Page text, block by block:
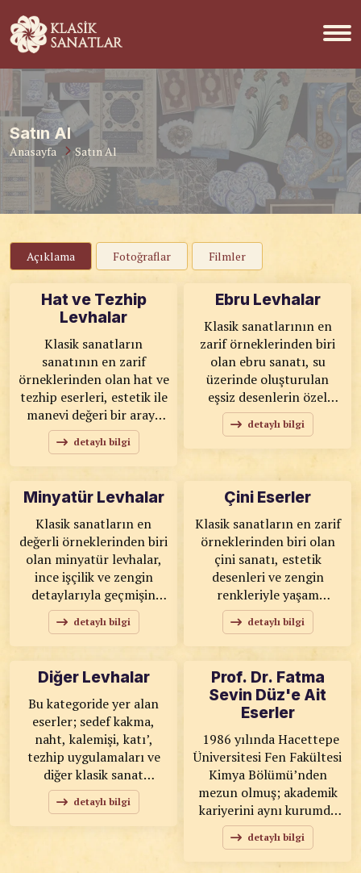
Satın Al
Anasayfa Satın Al
Açıklama Fotoğraflar Filmler
Hat ve Tezhip
Levhalar
Klasik sanatların
sanatının en zarif
örneklerinden olan hat ve
tezhip eserleri, estetik ile
manevi değeri bir araya
getirir. Hat sanatının
anlam yüklü yazıları,
alıcı motifleriyle
birleşerek eşsiz bir görsel
uyum oluşturur.
detaylı bilgi
Ebru Levhalar
Klasik sanatlarının en
zarif örneklerinden biri
olan ebru sanatı, su
üzerinde oluşturulan
eşsiz desenlerin özel
tekniklerle yüzeye
aktarılmasıyla hayat
bulur. Her biri kendine
sahip olan ebru levhalar,
yaşam alanlarınıza
sanatsal bir dokunuş ve
estetik bir atmosfer
kazandırır.
detaylı bilgi
Minyatür Levhalar
Klasik sanatların en
değerli örneklerinden biri
olan minyatür levhalar,
ince işçilik ve zengin
detaylarıyla geçmişin
kültürel mirasını
günümüze taşır. Tarihi
kompozisyonlarla
hazırlanan bu özel
eserler, bulunduğu
ortama sanatsal bir değer
katar.
detaylı bilgi
Çini Eserler
Klasik sanatların en zarif
örneklerinden biri olan
çini sanatı, estetik
desenleri ve zengin
renkleriyle yaşam
alanlarına özgün bir
dokunuş katar. El
işçiliğiyle hazırlanan çini
eserler, kültürel mirası
modern dekorasyon
anlayışıyla buluşturarak
ev ve ofisler için eşsiz
sanat deneyimi sunar.
detaylı bilgi
Diğer Levhalar
Bu kategoride yer alan
eserler; sedef kakma,
naht, kalemişi, katı’,
tezhip uygulamaları ve
diğer klasik sanat
çalışmalarını
kapsamaktadır. Klasik
detaylı bilgi
Prof. Dr. Fatma
Sevin Düz'e Ait
Eserler
Üniversitesi Fen Fakültesi
Kimya Bölümü’nden
mezun olmuş; akademik
kariyerini aynı kurumda
sürdürerek, 2004 yılında
profesör unvanını
almıştır. Halen Hacettepe
detaylı bilgi